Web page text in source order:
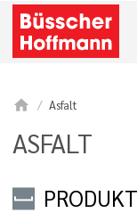
home Asfalt
ASFALT